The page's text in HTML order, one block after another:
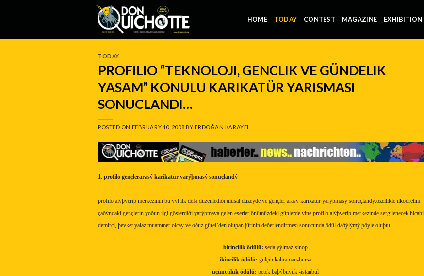
HOME TODAY CONTEST MAGAZINE EXHIBITION
TODAY
PROFILIO “TEKNOLOJI, GENCLIK VE GÜNDELIK
YASAM” KONULU KARIKATÜR YARISMASI
SONUCLANDI…
POSTED ON FEBRUARY 10, 2008 BYERDOĞAN KARAYEL
1. profilo gençlerarasý karikatür yarýþmasý sonuçlandý
profilo alýþveriþ merkezinin bu yýl ilk defa düzenlediði ulusal düzeyde ve gençler arasý karikatür yarýþmasý sonuçlandý.özellikle ilköðretim
çaðýndaki gençlerin yoðun ilgi gösterdiði yarýþmaya gelen eserler önümüzdeki günlerde yine profilo alýþveriþ merkezinde sergilenecek.hicabi
demirci, þevket yalaz,muammer olcay ve oðuz gürel’den oluþan jürinin deðerlendirmesi sonucunda ödül daðýlýmý þöyle oluþtu:
birincilik ödülü: seda yýlmaz-sinop
ikincilik ödülü: gülçin kahraman-bursa
üçüncülük ödülü: petek baþýbüyük -istanbul